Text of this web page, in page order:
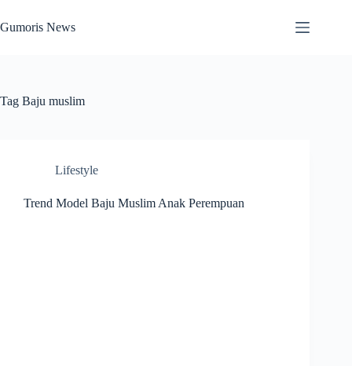
to
content
Gumoris News
Tag Baju muslim
Lifestyle
Trend Model Baju Muslim Anak Perempuan